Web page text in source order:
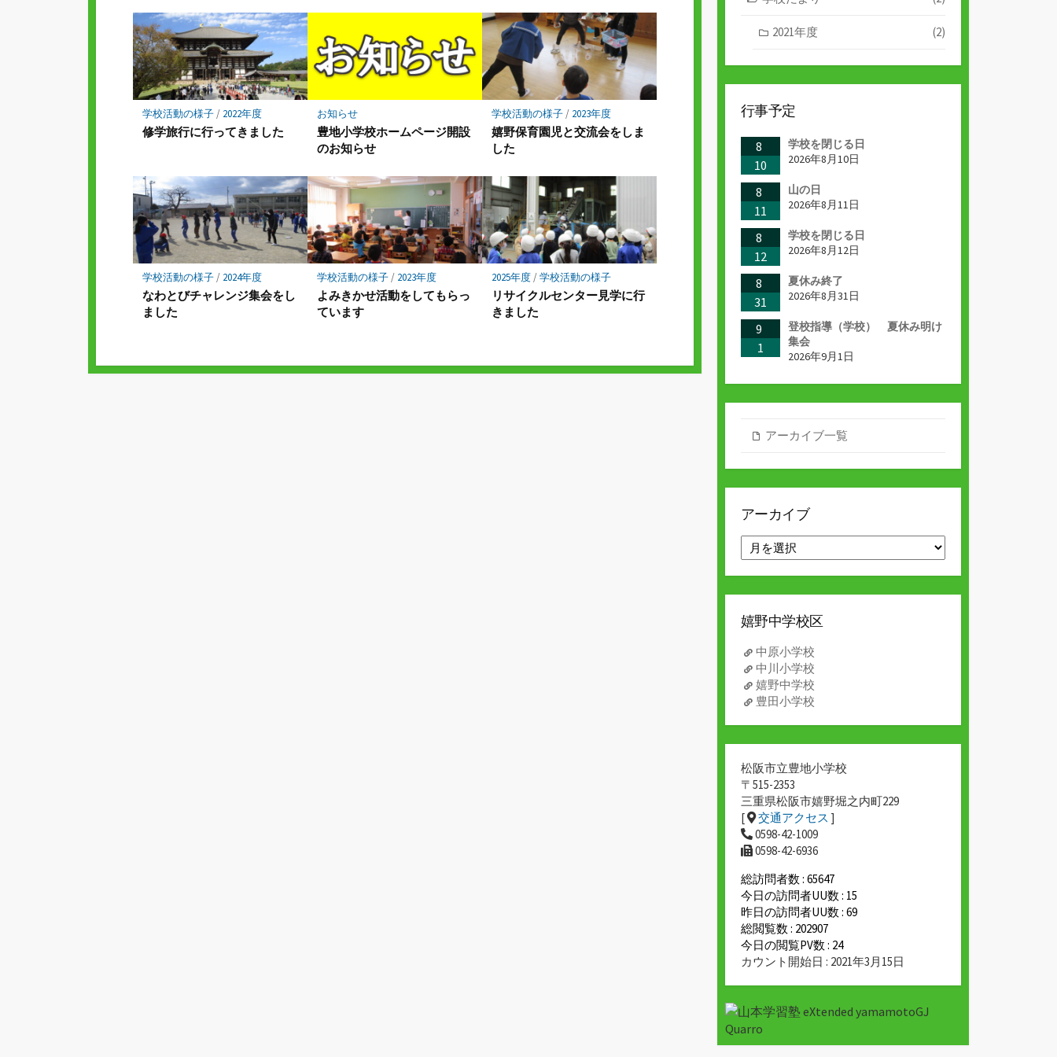
マ
ー
ク
に
保
学校活動の様子/ 2022年度
修学旅行に行ってきました
お知らせ
豊地小学校ホームページ開設
のお知らせ
学校活動の様子/ 2023年度
嬉野保育園児と交流会をしま
した
学校活動の様子/ 2024年度
なわとびチャレンジ集会をし
ました
学校活動の様子/ 2023年度
よみきかせ活動をしてもらっ
ています
2025年度/学校活動の様子
リサイクルセンター見学に行
きました
2021年度 (2)
行事予定
8
10
学校を閉じる日
2026年8月10日
8
11
山の日
2026年8月11日
8
12
学校を閉じる日
2026年8月12日
8
31
夏休み終了
2026年8月31日
9
1
登校指導（学校） 夏休み明け
集会
2026年9月1日
アーカイブ一覧
アーカイブ
ー
カ
イ
嬉野中学校区
中原小学校
中川小学校
嬉野中学校
豊田小学校
松阪市立豊地小学校
〒515-2353
三重県松阪市嬉野堀之内町229
[
交通アクセス ]
0598-42-1009
0598-42-6936
総訪問者数 : 65647
今日の訪問者UU数 : 15
昨日の訪問者UU数 : 69
総閲覧数 : 202907
今日の閲覧PV数 : 24
カウント開始日 : 2021年3月15日